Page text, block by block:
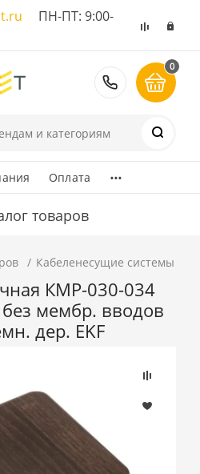
ПН-ПТ: 9:00-
8 (495)
0
Оплата ...
товаров
Кабеленесущие системы
КМР-030-034
мембр. вводов
дер. EKF